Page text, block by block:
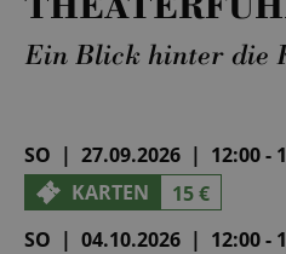
Ein Blick hinter die
SO | 27.09.2026 | 12:00 -
KARTEN
15 €
SO | 04.10.2026 | 12:00 -